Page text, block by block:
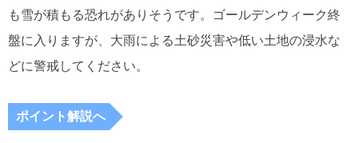
も雪が積もる恐れがありそうです。ゴールデンウィーク終
盤に入りますが、大雨による土砂災害や低い土地の浸水な
どに警戒してください。
ポイント解説へ